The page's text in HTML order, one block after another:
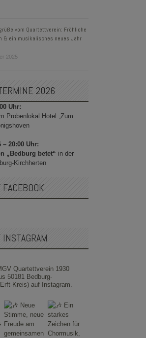
vom Quartettverein: Fröhliche
& ein musikalisches neues Jahr
2025
2026
Uhr:
Probenlokal Hotel „Zum
– 20:00 Uhr:
„Bedburg betet“ in der
Kirchherten
INSTAGRAM
Quartettverein 1930
50181 Bedburg-
Kreis) auf Instagram.